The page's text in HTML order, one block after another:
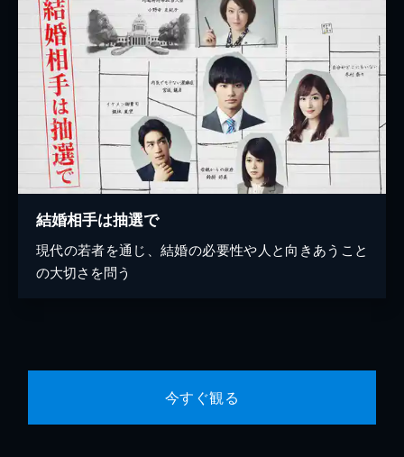
結婚相手は抽選で
現代の若者を通じ、結婚の必要性や人と向きあうこと
の大切さを問う
今すぐ観る